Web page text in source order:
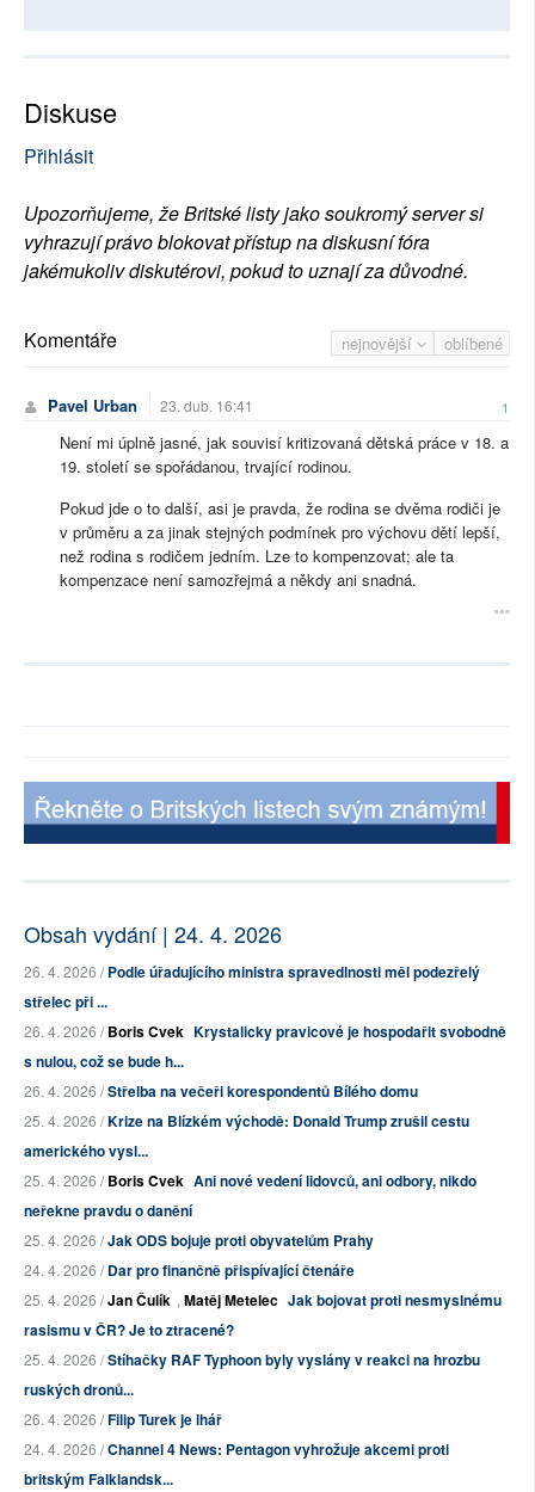
Diskuse
Přihlásit
Upozorňujeme, že Britské listy jako soukromý server si
vyhrazují právo blokovat přístup na diskusní fóra
jakémukoliv diskutérovi, pokud to uznají za důvodné.
nejnovější oblíbené
Komentáře
Pavel Urban 23. dub. 16:41 1
Není mi úplně jasné, jak souvisí kritizovaná dětská práce v 18. a
19. století se spořádanou, trvající rodinou.
Pokud jde o to další, asi je pravda, že rodina se dvěma rodiči je
v průměru a za jinak stejných podmínek pro výchovu dětí lepší,
než rodina s rodičem jedním. Lze to kompenzovat; ale ta
kompenzace není samozřejmá a někdy ani snadná.
Obsah vydání | 24. 4. 2026
26. 4. 2026 /Podle úřadujícího ministra spravedlnosti měl podezřelý
střelec při ...
26. 4. 2026 /Boris Cvek Krystalicky pravicové je hospodařit svobodně
s nulou, což se bude h...
26. 4. 2026 /Střelba na večeři korespondentů Bílého domu
25. 4. 2026 /Krize na Blízkém východě: Donald Trump zrušil cestu
amerického vysl...
25. 4. 2026 /Boris Cvek Ani nové vedení lidovců, ani odbory, nikdo
neřekne pravdu o danění
25. 4. 2026 /Jak ODS bojuje proti obyvatelům Prahy
24. 4. 2026 /Dar pro finančně přispívající čtenáře
25. 4. 2026 /Jan Čulík ,Matěj Metelec Jak bojovat proti nesmyslnému
rasismu v ČR? Je to ztracené?
25. 4. 2026 /Stíhačky RAF Typhoon byly vyslány v reakci na hrozbu
ruských dronů...
26. 4. 2026 /Filip Turek je lhář
24. 4. 2026 /Channel 4 News: Pentagon vyhrožuje akcemi proti
britským Falklandsk...